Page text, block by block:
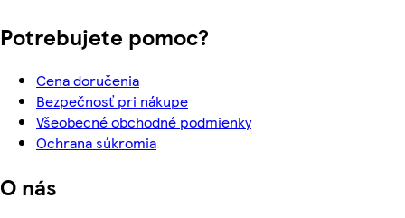
Potrebujete pomoc?
Cena doručenia
Bezpečnosť pri nákupe
Všeobecné obchodné podmienky
Ochrana súkromia
O nás